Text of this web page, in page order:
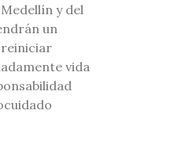
y del
un
vida